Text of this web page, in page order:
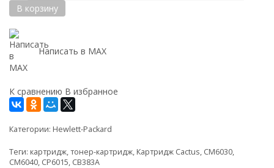
В корзину
Написать в MAX
К сравнению В избранное
Категории: Hewlett-Packard
Теги: картридж,тонер-картридж, Картридж Cactus, CM6030,
CM6040, CP6015, CB383A